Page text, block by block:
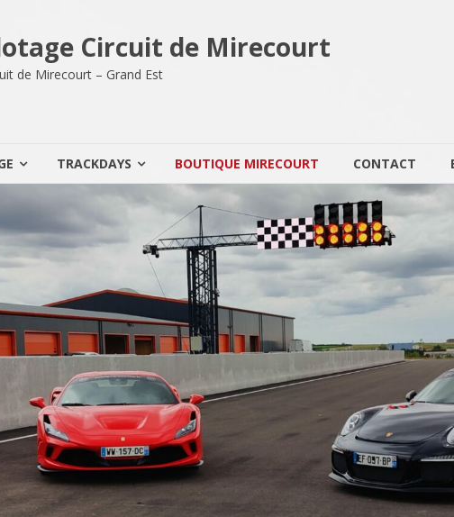
Circuit de Mirecourt
de Mirecourt – Grand Est
TRACKDAYS BOUTIQUE MIRECOURT CONTACT